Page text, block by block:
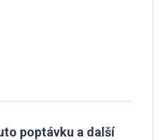
poptávku a další